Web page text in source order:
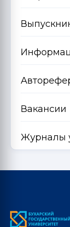
Вакансии
Журналы